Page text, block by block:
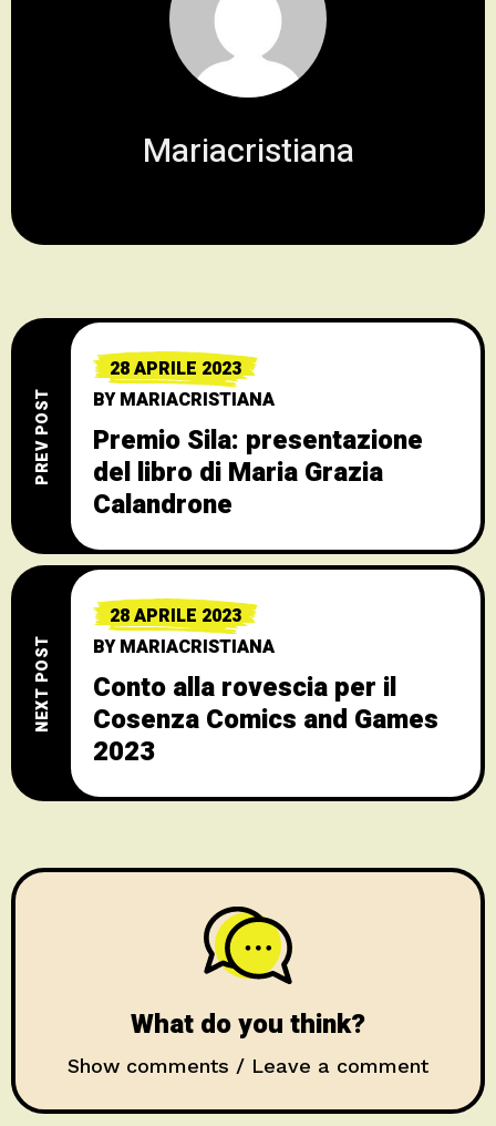
Mariacristiana
PREV POST
28 APRILE 2023
BYMARIACRISTIANA
Premio Sila: presentazione
del libro di Maria Grazia
Calandrone
NEXT POST
28 APRILE 2023
BYMARIACRISTIANA
Conto alla rovescia per il
Cosenza Comics and Games
2023
What do you think?
Show comments / Leave a comment